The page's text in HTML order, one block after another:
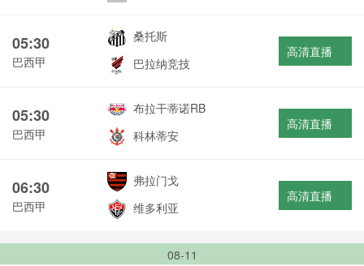
05:30
巴西甲
桑托斯
巴拉纳竞技
高清直播
05:30
巴西甲
布拉干蒂诺RB
科林蒂安
高清直播
06:30
巴西甲
弗拉门戈
维多利亚
高清直播
08-11